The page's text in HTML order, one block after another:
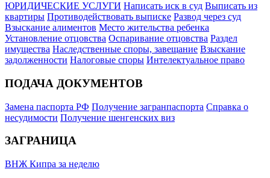
ЮРИДИЧЕСКИЕ УСЛУГИ Написать иск в суд Выписать из
квартиры Противодействовать выписке Развод через суд
Взыскание алиментов Место жительства ребенка
Установление отцовства Оспаривание отцовства Раздел
имущества Наследственные споры, завещание Взыскание
задолженности Налоговые споры Интелектуальное право
ПОДАЧА ДОКУМЕНТОВ
Замена паспорта РФ Получение загранпаспорта Справка о
несудимости Получение шенгенских виз
ЗАГРАНИЦА
ВНЖ Кипра за неделю